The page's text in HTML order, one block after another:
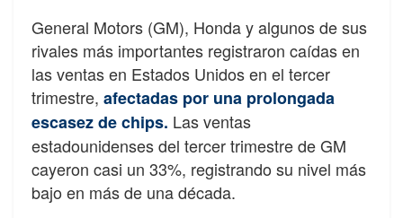
General Motors (GM), Honda y algunos de sus
rivales más importantes registraron caídas en
las ventas en Estados Unidos en el tercer
trimestre, afectadas por una prolongada
escasez de chips. Las ventas
estadounidenses del tercer trimestre de GM
cayeron casi un 33%, registrando su nivel más
bajo en más de una década.